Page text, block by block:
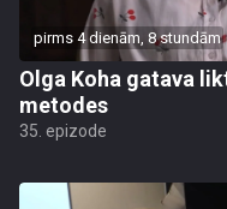
pirms 4 dienām, 8 stundām
Olga Koha gatava
metodes
35. epizode